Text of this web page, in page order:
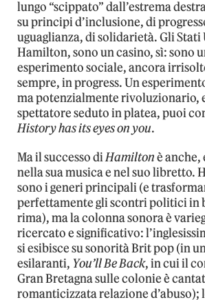
lungo “scippato” dall’estrema
su principi d’inclusione, di
uguaglianza, di solidarietà. Gli
Hamilton, sono un casino, sì: sono
esperimento sociale, ancora
sempre, in progress. Un
ma potenzialmente rivoluzionario,
spettatore seduto in platea, puoi
History has its eyes on you.
Ma il successo diHamiltonè
nella sua musica e nel suo libretto.
sono i generi principali (e
perfettamente gli scontri politici in
rima), ma la colonna sonora è
ricercato e significativo:
si esibisce su sonorità Brit pop (in
esilaranti, You’ll Be Back, in cui il
Gran Bretagna sulle colonie è
romanticizzata relazione d’abuso);